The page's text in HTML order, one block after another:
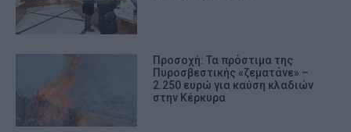
Προσοχή: Τα πρόστιμα της
Πυροσβεστικής «ζεματάνε» –
2.250 ευρώ για καύση κλαδιών
στην Κέρκυρα